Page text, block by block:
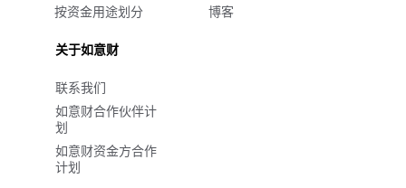
按资金用途划分
博客
关于如意财
联系我们
如意财合作伙伴计
划
如意财资金方合作
计划